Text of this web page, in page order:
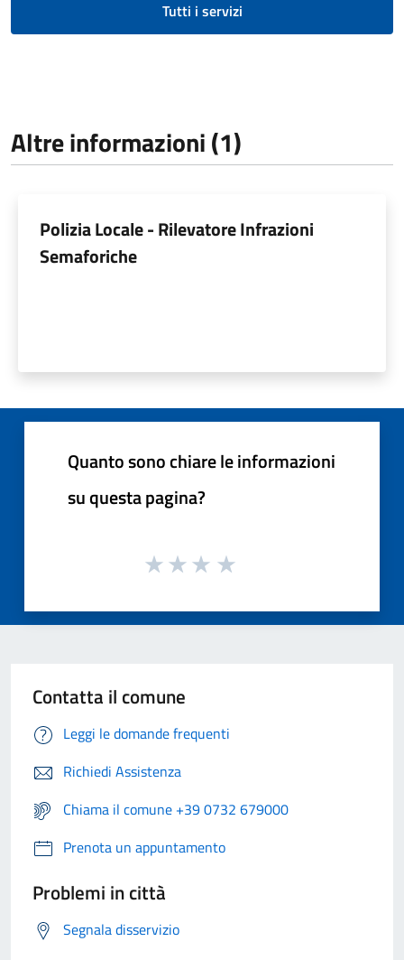
Tutti i servizi
Altre informazioni (1)
Polizia Locale - Rilevatore Infrazioni
Semaforiche
Quanto sono chiare le informazioni
su questa pagina?
Contatta il comune
Leggi le domande frequenti
Richiedi Assistenza
Chiama il comune +39 0732 679000
Prenota un appuntamento
Problemi in città
Segnala disservizio